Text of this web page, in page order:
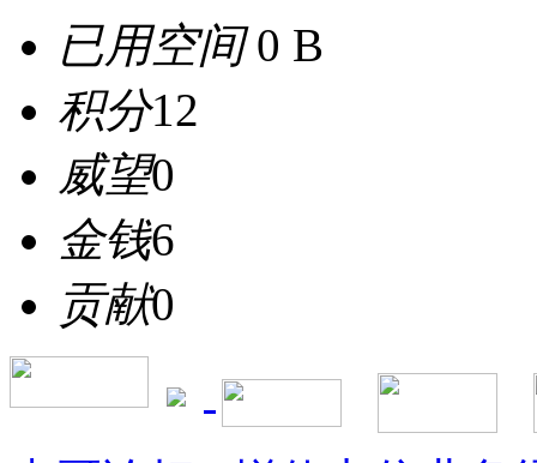
已用空间0 B
积分12
威望0
金钱6
贡献0